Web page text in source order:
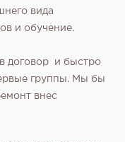
вида
и обучение.
договор и быстро
группы. Мы бы
внес